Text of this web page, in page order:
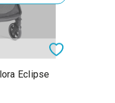
Eclipse